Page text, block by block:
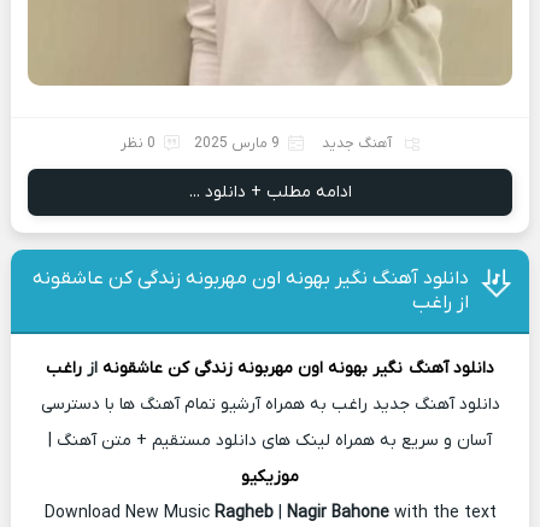
آهنگ جدید 9 مارس 2025 0 نظر
ادامه مطلب + دانلود ...
دانلود آهنگ نگیر بهونه اون مهربونه زندگی کن عاشقونه
از راغب
دانلود آهنگ نگیر بهونه اون مهربونه زندگی کن عاشقونه از راغب
دانلود آهنگ جدید راغب به همراه آرشیو تمام آهنگ ها با دسترسی
آسان و سریع به همراه لینک های دانلود مستقیم + متن آهنگ |
موزیکیو
Download New Music Ragheb| Nagir Bahone with the text